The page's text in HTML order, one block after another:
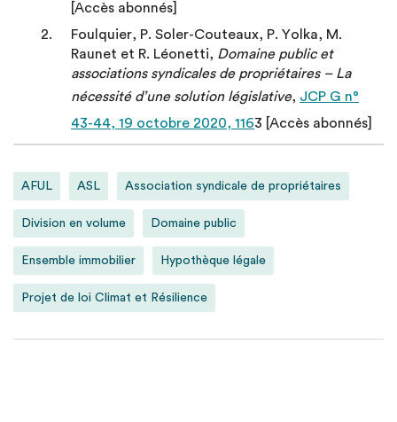
[Accès abonnés]
Foulquier, P. Soler-Couteaux, P. Yolka, M.
Raunet et R. Léonetti, Domaine public et
associations syndicales de propriétaires – La
nécessité d’une solution législative, JCP G n°
43-44, 19 octobre 2020, 1163 [Accès abonnés]
AFUL ASL Association syndicale de propriétaires
Division en volume Domaine public
Ensemble immobilier Hypothèque légale
Projet de loi Climat et Résilience